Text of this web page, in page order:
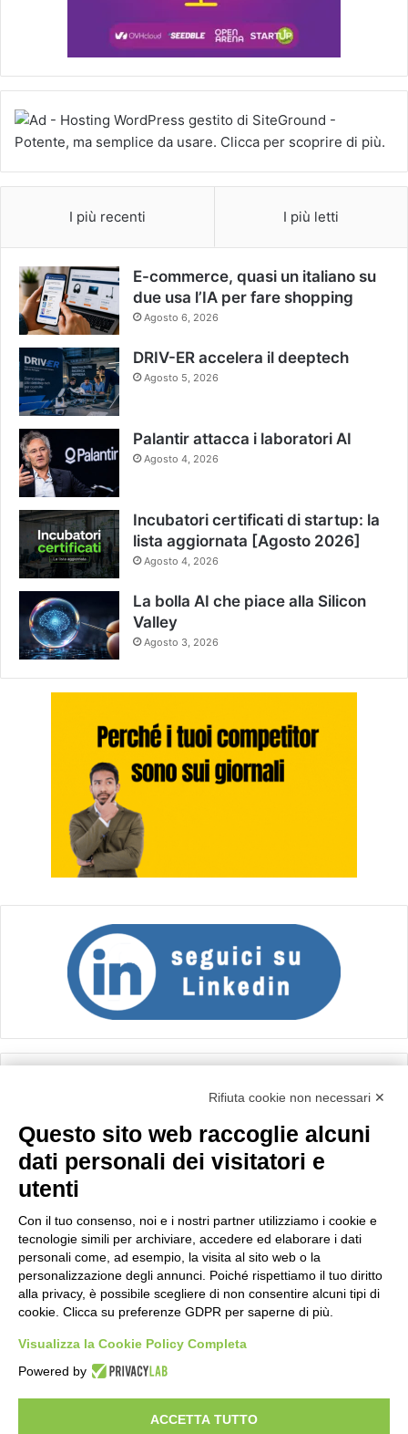
I più recenti I più letti
E-commerce, quasi un italiano su
due usa l’IA per fare shopping
Agosto 6, 2026
DRIV-ER accelera il deeptech
Agosto 5, 2026
Palantir attacca i laboratori AI
Agosto 4, 2026
Incubatori certificati di startup: la
lista aggiornata [Agosto 2026]
Agosto 4, 2026
La bolla AI che piace alla Silicon
Valley
Agosto 3, 2026
Importo netto (€):
Calcola
Scorporo IVA
Importo lordo (€):
Rifiuta cookie non necessari ✕
Questo sito web raccoglie alcuni
dati personali dei visitatori e
utenti
Con il tuo consenso, noi e i nostri partner utilizziamo i cookie e
tecnologie simili per archiviare, accedere ed elaborare i dati
personali come, ad esempio, la visita al sito web o la
personalizzazione degli annunci. Poiché rispettiamo il tuo diritto
alla privacy, è possibile scegliere di non consentire alcuni tipi di
cookie. Clicca su preferenze GDPR per saperne di più.
Visualizza la Cookie Policy Completa
Powered by
ACCETTA TUTTO